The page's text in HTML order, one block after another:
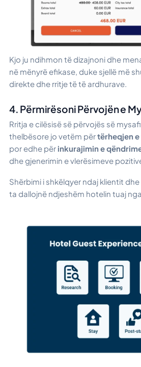
Kjo ju ndihmon të dizajnoni dhe
në mënyrë efikase, duke sjellë më
direkte dhe rritje të të ardhurave.
4. Përmirësoni Përvojën e
Rritja e cilësisë së përvojës së
thelbësore jo vetëm përtërheqjen
por edhe për inkurajimin e
dhe gjenerimin e vlerësimeve
Shërbimi i shkëlqyer ndaj klientit
ta dallojnë ndjeshëm hotelin tuaj